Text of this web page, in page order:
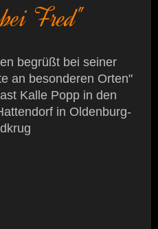
Fred"
begrüßt bei seiner
an besonderen Orten"
Kalle Popp in den
in Oldenburg-